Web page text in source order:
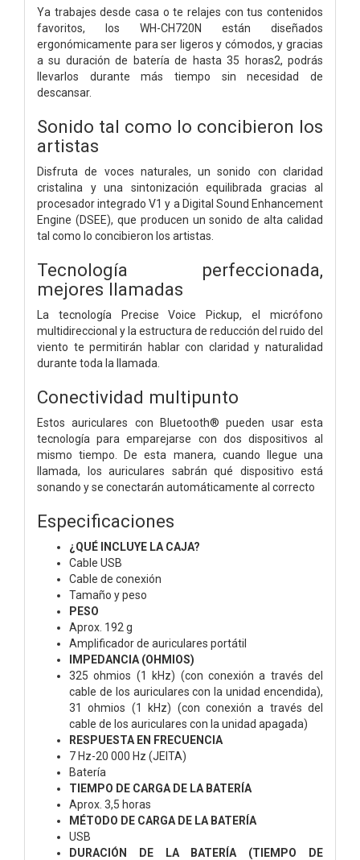
Ya trabajes desde casa o te relajes con tus contenidos
favoritos, los WH-CH720N están diseñados
ergonómicamente para ser ligeros y cómodos, y gracias
a su duración de batería de hasta 35 horas2, podrás
llevarlos durante más tiempo sin necesidad de
descansar.
Sonido tal como lo concibieron los
artistas
Disfruta de voces naturales, un sonido con claridad
cristalina y una sintonización equilibrada gracias al
procesador integrado V1 y a Digital Sound Enhancement
Engine (DSEE), que producen un sonido de alta calidad
tal como lo concibieron los artistas.
Tecnología perfeccionada,
mejores llamadas
La tecnología Precise Voice Pickup, el micrófono
multidireccional y la estructura de reducción del ruido del
viento te permitirán hablar con claridad y naturalidad
durante toda la llamada.
Conectividad multipunto
Estos auriculares con Bluetooth® pueden usar esta
tecnología para emparejarse con dos dispositivos al
mismo tiempo. De esta manera, cuando llegue una
llamada, los auriculares sabrán qué dispositivo está
sonando y se conectarán automáticamente al correcto
Especificaciones
¿QUÉ INCLUYE LA CAJA?
Cable USB
Cable de conexión
Tamaño y peso
PESO
Aprox. 192 g
Amplificador de auriculares portátil
IMPEDANCIA (OHMIOS)
325 ohmios (1 kHz) (con conexión a través del
cable de los auriculares con la unidad encendida),
31 ohmios (1 kHz) (con conexión a través del
cable de los auriculares con la unidad apagada)
RESPUESTA EN FRECUENCIA
7 Hz-20 000 Hz (JEITA)
Batería
TIEMPO DE CARGA DE LA BATERÍA
Aprox. 3,5 horas
MÉTODO DE CARGA DE LA BATERÍA
USB
DURACIÓN DE LA BATERÍA (TIEMPO DE